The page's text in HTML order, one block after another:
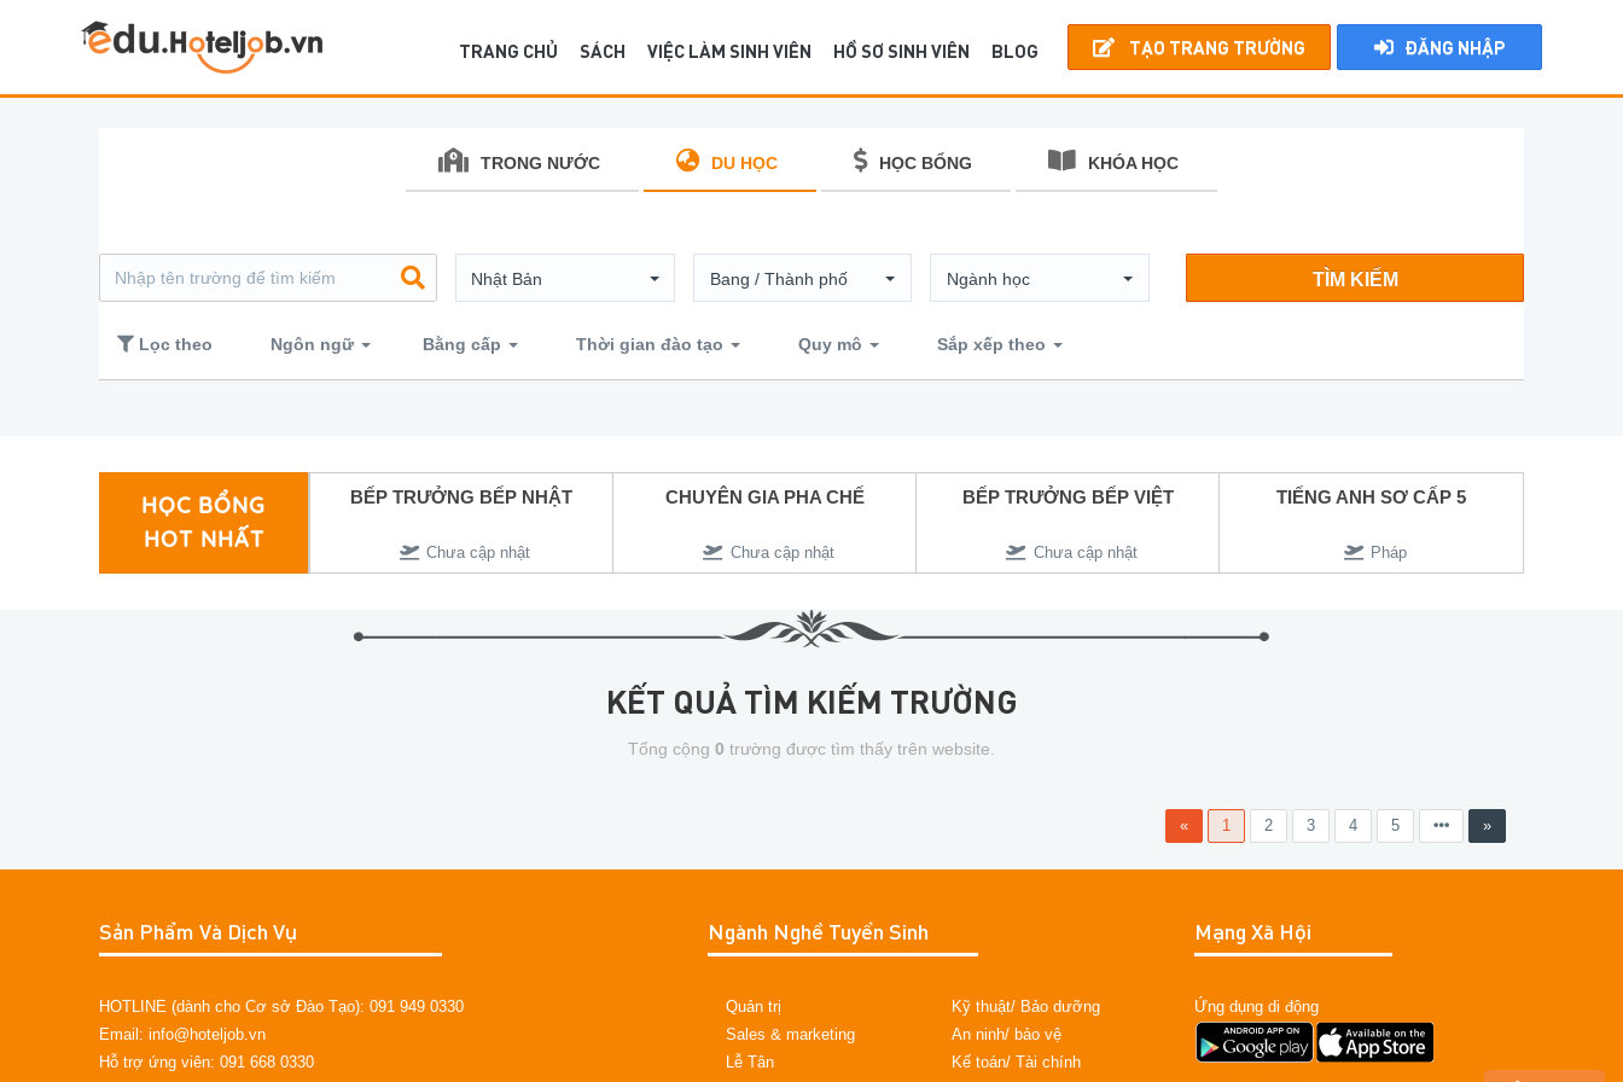
TẠO TRANG TRƯỜNG ĐĂNG NHẬP
TRANG CHỦ SÁCH VIỆC LÀM SINH VIÊN HỒ SƠ SINH VIÊN BLOG
TRONG NƯỚC DU HỌC HỌC BỔNG KHÓA HỌC
Nhật Bản Bang / Thành phố Ngành học TÌM KIẾM
Lọc theo Ngôn ngữ Bằng cấp Thời gian đào tạo Quy mô Sắp xếp theo
HỌC BỔNG
HOT NHẤT
BẾP TRƯỞNG
Chưa cập nhật
BẾP TRƯỞNG BẾP NHẬT
Chưa cập nhật
CHUYÊN GIA PHA CHẾ
Chưa cập nhật
BẾP TRƯỞNG BẾP VIỆT
Chưa cập nhật
TIẾNG ANH SƠ CẤP 5
Pháp
KẾT QUẢ TÌM KIẾM TRƯỜNG
Tổng cộng 0 trường được tìm thấy trên website.
« 1 2 3 4 5 »
Sản Phẩm Và Dịch Vụ
HOTLINE (dành cho Cơ sở Đào Tạo): 091 949 0330
Email: info@hoteljob.vn
Hỗ trợ ứng viên: 091 668 0330
Ngành Nghề Tuyển Sinh
Quản trị
Sales & marketing
Lễ Tân
Kỹ thuật/ Bảo dưỡng
An ninh/ bảo vệ
Kế toán/ Tài chính
Mạng Xã Hội
Ứng dụng di động